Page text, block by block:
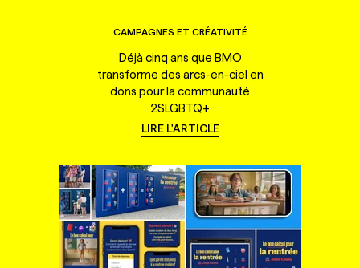
CAMPAGNES ET CRÉATIVITÉ
Déjà cinq ans que BMO
transforme des arcs-en-ciel en
dons pour la communauté
2SLGBTQ+
LIRE L'ARTICLE